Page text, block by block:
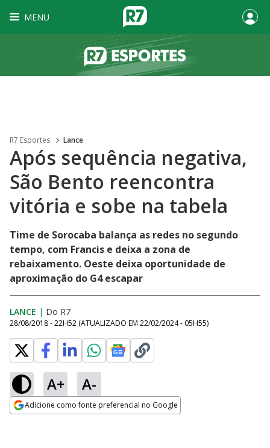
MENU
R7 Esportes Lance
Após sequência negativa,
São Bento reencontra
vitória e sobe na tabela
Time de Sorocaba balança as redes no segundo
tempo, com Francis e deixa a zona de
rebaixamento. Oeste deixa oportunidade de
aproximação do G4 escapar
LANCE | Do R7
28/08/2018 - 22H52 (ATUALIZADO EM 22/02/2024 - 05H55)
A+ A-
Adicione como fonte preferencial no Google